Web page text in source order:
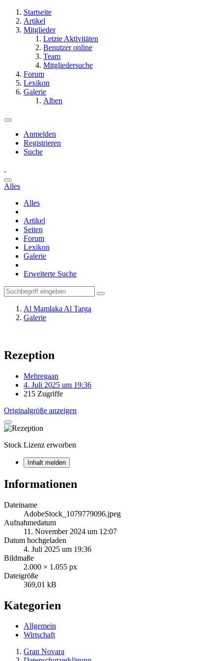
Startseite
Artikel
Mitglieder
Letzte Aktivitäten
Benutzer online
Team
Mitgliedersuche
Forum
Lexikon
Galerie
Alben
Anmelden
Registrieren
Suche
Alles
Alles
Artikel
Seiten
Forum
Lexikon
Galerie
Erweiterte Suche
Al Mamlaka Al Targa
Galerie
Rezeption
Mehregaan
4. Juli 2025 um 19:36
215 Zugriffe
Originalgröße anzeigen
Stock Lizenz erworben
Inhalt melden
Informationen
Dateiname
AdobeStock_1079779096.jpeg
Aufnahmedatum
11. November 2024 um 12:07
Datum hochgeladen
4. Juli 2025 um 19:36
Bildmaße
2.000 × 1.055 px
Dateigröße
369,01 kB
Kategorien
Allgemein
Wirtschaft
Gran Novara